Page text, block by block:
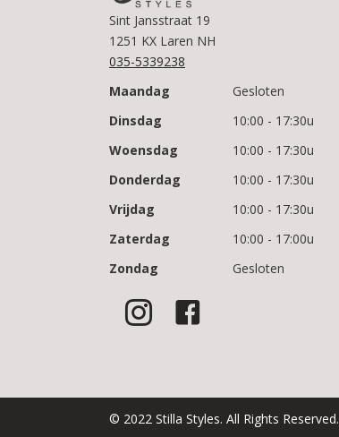
Sint Jansstraat 19
1251 KX Laren NH
035-5339238
Maandag
Gesloten
Dinsdag
10:00 - 17:30u
Woensdag
10:00 - 17:30u
Donderdag
10:00 - 17:30u
Vrijdag
10:00 - 17:30u
Zaterdag
10:00 - 17:00u
Zondag
Gesloten
© 2022 Stilla Styles. All Rights Reserved.